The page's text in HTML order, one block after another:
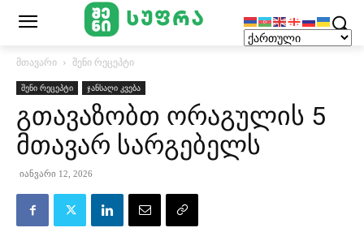
მთავარი შენი რეცეპტი
შენი რეცეპტი ჯანსაღი კვება
გთავაზობთ ორაგულის 5
მთავარ სარგებელს
იანვარი 12, 2026